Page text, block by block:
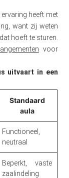
heeft met
want zij weten
hoeft te sturen.
voor
uitvaart in een
Standaard
aula
Functioneel,
neutraal
Beperkt, vaste
zaalindeling